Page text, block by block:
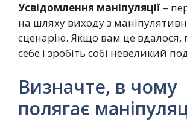
Усвідомлення маніпуляції –
на шляху виходу з
сценарію. Якщо вам це вдалося,
себе і зробіть собі невеликий
Визначте, в чому
полягає